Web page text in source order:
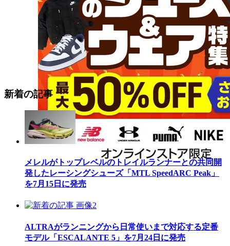
新着の記事
メレルがトップレベルのトレイルランナーとの共同開
発したレーシングシューズ「MTL SpeedARC Peak」
を7月15日に発売
ALTRAがランニングから日常使いまで対応する定番
モデル「ESCALANTE 5」を7月24日に発売